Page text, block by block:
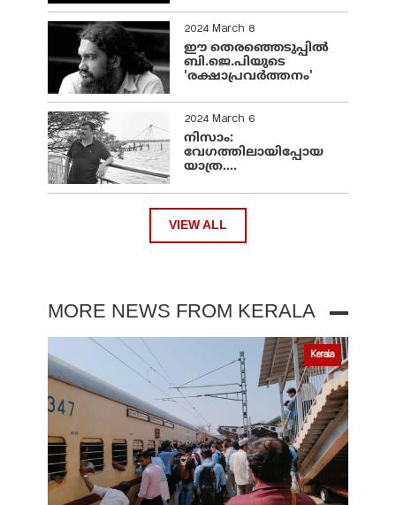
2024 March 8
ഈ തെരഞ്ഞെടുപ്പില്‍
ബി.ജെ.പിയുടെ
'രക്ഷാപ്രവര്‍ത്തനം'
2024 March 6
നിസാം:
വേഗത്തിലായിപ്പോയ
യാത്ര....
VIEW ALL
MORE NEWS FROM KERALA
Kerala